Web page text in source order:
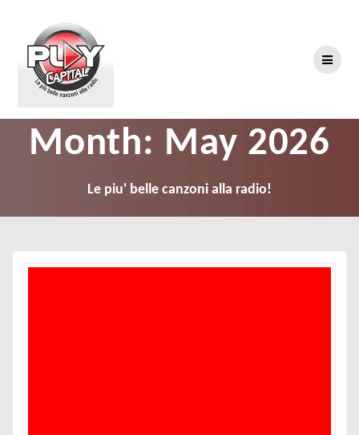
Month: May 2026
Le piu' belle canzoni alla radio!